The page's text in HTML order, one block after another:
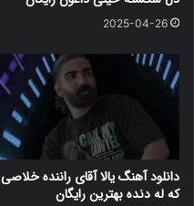
2025-04-26
دانلود آهنگ یالا آقای راننده خلاصی
که له دنده بهترین رایگان